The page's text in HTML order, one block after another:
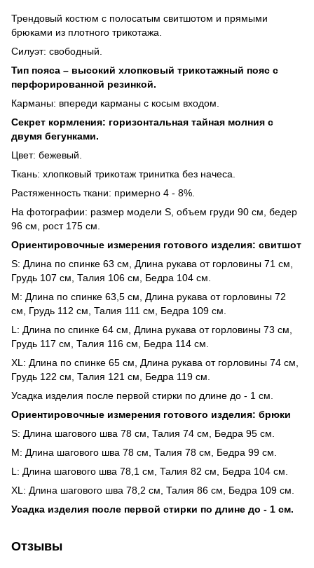
Трендовый костюм с полосатым свитшотом и прямыми
брюками из плотного трикотажа.
Силуэт: свободный.
Тип пояса – высокий хлопковый трикотажный пояс с
перфорированной резинкой.
Карманы: впереди карманы с косым входом.
Секрет кормления: горизонтальная тайная молния с
двумя бегунками.
Цвет: бежевый.
Ткань: хлопковый трикотаж тринитка без начеса.
Растяженность ткани: примерно 4 - 8%.
На фотографии: размер модели S, объем груди 90 см, бедер
96 см, рост 175 см.
Ориентировочные измерения готового изделия: свитшот
S: Длина по спинке 63 см, Длина рукава от горловины 71 см,
Грудь 107 см, Талия 106 см, Бедра 104 см.
M: Длина по спинке 63,5 см, Длина рукава от горловины 72
см, Грудь 112 см, Талия 111 см, Бедра 109 см.
L: Длина по спинке 64 см, Длина рукава от горловины 73 см,
Грудь 117 см, Талия 116 см, Бедра 114 см.
XL: Длина по спинке 65 см, Длина рукава от горловины 74 см,
Грудь 122 см, Талия 121 см, Бедра 119 см.
Усадка изделия после первой стирки по длине до - 1 см.
Ориентировочные измерения готового изделия: брюки
S: Длина шагового шва 78 см, Талия 74 см, Бедра 95 см.
M: Длина шагового шва 78 см, Талия 78 см, Бедра 99 см.
L: Длина шагового шва 78,1 см, Талия 82 см, Бедра 104 см.
XL: Длина шагового шва 78,2 см, Талия 86 см, Бедра 109 см.
Усадка изделия после первой стирки по длине до - 1 см.
Отзывы